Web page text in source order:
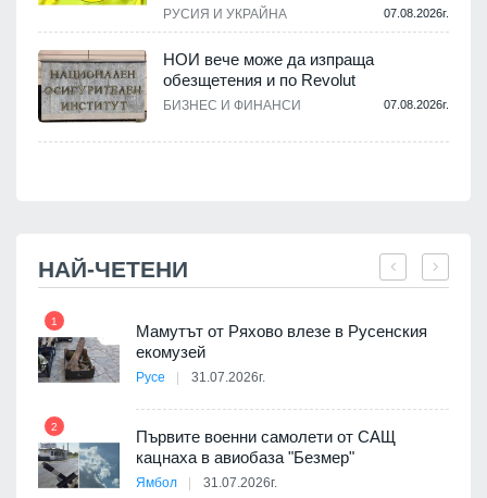
РУСИЯ И УКРАЙНА 07.08.2026г.
НОИ вече може да изпраща
обезщетения и по Revolut
БИЗНЕС И ФИНАНСИ 07.08.2026г.
НАЙ-ЧЕТЕНИ
1
Мамутът от Ряхово влезе в Русенския
екомузей
Русе 31.07.2026г.
2
Първите военни самолети от САЩ
кацнаха в авиобаза "Безмер"
Ямбол 31.07.2026г.